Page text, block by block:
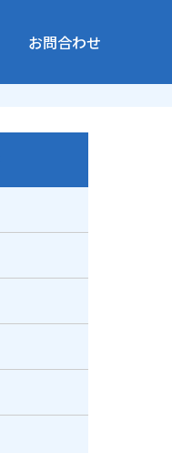
お問合わせ